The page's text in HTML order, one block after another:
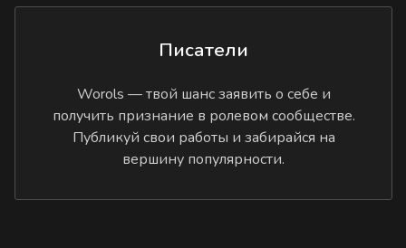
Писатели
Worols — твой шанс заявить о себе и
получить признание в ролевом сообществе.
Публикуй свои работы и забирайся на
вершину популярности.